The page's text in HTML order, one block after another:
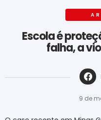
Escola é
falha, a
9 de